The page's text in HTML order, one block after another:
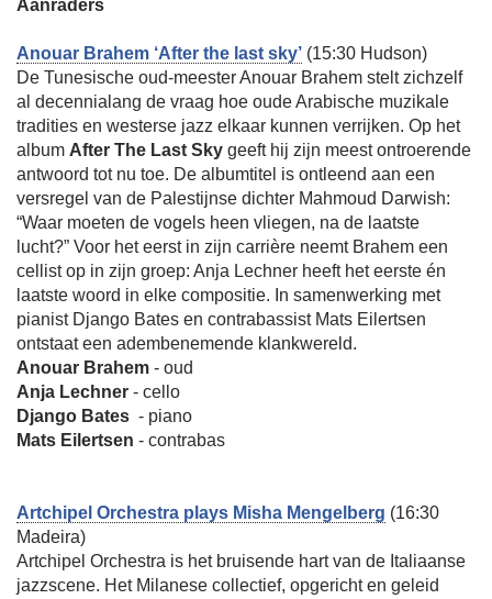
Aanraders
Anouar Brahem ‘After the last sky’ (15:30 Hudson)
De Tunesische oud-meester Anouar Brahem stelt zichzelf
al decennialang de vraag hoe oude Arabische muzikale
tradities en westerse jazz elkaar kunnen verrijken. Op het
album After The Last Sky geeft hij zijn meest ontroerende
antwoord tot nu toe. De albumtitel is ontleend aan een
versregel van de Palestijnse dichter Mahmoud Darwish:
“Waar moeten de vogels heen vliegen, na de laatste
lucht?” Voor het eerst in zijn carrière neemt Brahem een
cellist op in zijn groep: Anja Lechner heeft het eerste én
laatste woord in elke compositie. In samenwerking met
pianist Django Bates en contrabassist Mats Eilertsen
ontstaat een adembenemende klankwereld.
Anouar Brahem - oud
Anja Lechner - cello
Django Bates - piano
Mats Eilertsen - contrabas
Artchipel Orchestra plays Misha Mengelberg (16:30
Madeira)
Artchipel Orchestra is het bruisende hart van de Italiaanse
jazzscene. Het Milanese collectief, opgericht en geleid